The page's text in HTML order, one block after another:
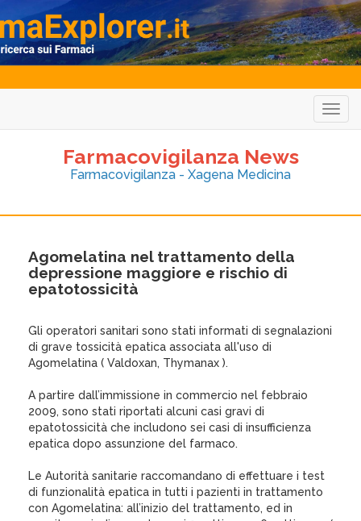
Farmacovigilanza News
Farmacovigilanza - Xagena Medicina
Agomelatina nel trattamento della
depressione maggiore e rischio di
epatotossicità
Gli operatori sanitari sono stati informati di segnalazioni
di grave tossicità epatica associata all'uso di
Agomelatina ( Valdoxan, Thymanax ).
A partire dall’immissione in commercio nel febbraio
2009, sono stati riportati alcuni casi gravi di
epatotossicità che includono sei casi di insufficienza
epatica dopo assunzione del farmaco.
Le Autorità sanitarie raccomandano di effettuare i test
di funzionalità epatica in tutti i pazienti in trattamento
con Agomelatina: all’inizio del trattamento, ed in